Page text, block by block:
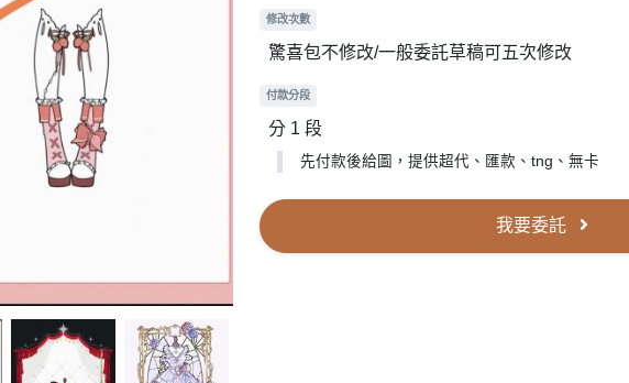
修改次數
驚喜包不修改/一般委託草稿可五次修改
付款分段
分 1 段
先付款後給圖，提供超代、匯款、tng、無卡
我要委託